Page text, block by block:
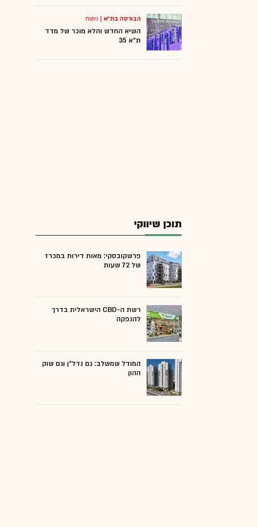
הבורסה בת"א | ניתוח
השיא החדש והלא מוכר של מדד
ת"א 35
תוכן שיווקי
פרשקובסקי: מאות דירות במכרז
של 72 שעות
רשת ה-CBD הישראלית בדרך
להנפקה
המודל שמשלב: גם נדל"ן וגם שוק
ההון